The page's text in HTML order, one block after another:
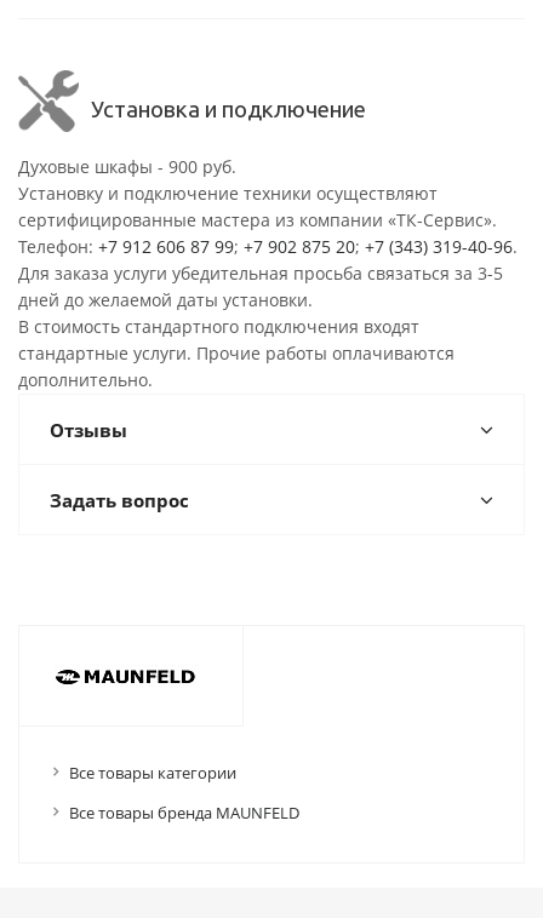
Установка и подключение
Духовые шкафы - 900 руб.
Установку и подключение техники осуществляют
сертифицированные мастера из компании «ТК-Сервис».
Телефон: +7 912 606 87 99; +7 902 875 20; +7 (343) 319-40-96.
Для заказа услуги убедительная просьба связаться за 3-5
дней до желаемой даты установки.
В стоимость стандартного подключения входят
стандартные услуги. Прочие работы оплачиваются
дополнительно.
Отзывы
Задать вопрос
Все товары категории
Все товары бренда MAUNFELD